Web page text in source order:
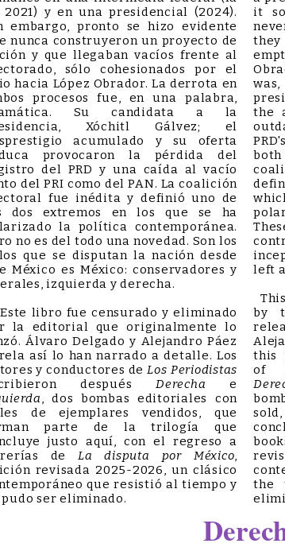
2021) y en una presidencial (2024).
embargo, pronto se hizo evidente
nunca construyeron un proyecto de
y que llegaban vacíos frente al
sólo cohesionados por el
hacia López Obrador. La derrota en
procesos fue, en una palabra,
Su candidata a la
Xóchitl Gálvez; el
acumulado y su oferta
provocaron la pérdida del
del PRD y una caída al vacío
del PRI como del PAN. La coalición
fue inédita y definió uno de
dos extremos en los que se ha
la política contemporánea.
no es del todo una novedad. Son los
que se disputan la nación desde
México es México: conservadores y
izquierda y derecha.
libro fue censurado y eliminado
la editorial que originalmente lo
Álvaro Delgado y Alejandro Páez
así lo han narrado a detalle. Los
y conductores de Los Periodistas
despuésDerechae
, dos bombas editoriales con
de ejemplares vendidos, que
parte de la trilogía que
justo aquí, con el regreso a
deLa disputa por México,
revisada 2025-2026, un clásico
que resistió al tiempo y
pudo ser eliminado.
it
the
both
left
by
this
of
the